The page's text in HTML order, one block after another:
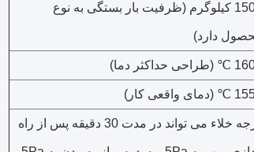
1500 کیلوگرم (ظرفیت بار بستگی به نوع
دارد)
حداکثر دما)
واقعی کار)
درجه خلاء می تواند در مدت 30 دقیقه پس از راه